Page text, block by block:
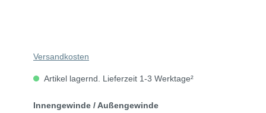
Versandkosten
Artikel lagernd. Lieferzeit 1-3 Werktage²
Innengewinde / Außengewinde